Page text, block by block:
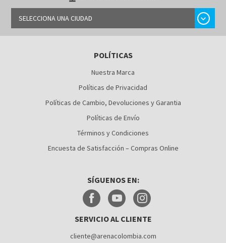
SELECCIONA UNA CIUDAD chevron_right
BARRANQUILLA
POLÍTICAS
Nuestra Marca
Políticas de Privacidad
Políticas de Cambio, Devoluciones y Garantia
Políticas de Envío
Términos y Condiciones
Encuesta de Satisfacción – Compras Online
SÍGUENOS EN:
SERVICIO AL CLIENTE
cliente@arenacolombia.com